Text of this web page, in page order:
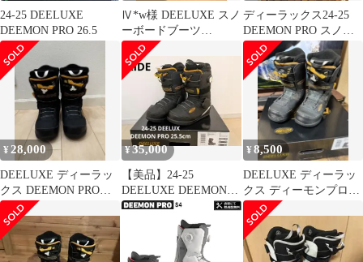
24-25 DEELUXE
DEEMON PRO 26.5
Ⅳ*w様 DEELUXE スノ
ーボードブーツ
DEEMON PRO ディー
モンプ
ディーラックス24-25
DEEMON PRO スノー
ボードブーツ US 7.5
¥ 28,000
DEELUXE ディーラッ
クス DEEMON PRO
CTF24.5センチ
¥35,000
【美品】24-25
DEELUXE DEEMON
PRO CTF 25.5cm
¥8,500
DEELUXE ディーラッ
クス ディーモンプロ
CTF 24.5cm